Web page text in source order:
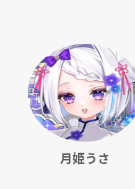
月姫うさ